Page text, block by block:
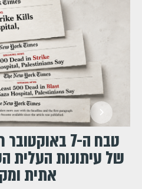
טבח ה-7
של עיתונות העלית
אתית